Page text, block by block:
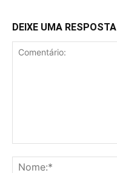
DEIXE UMA RESPOSTA